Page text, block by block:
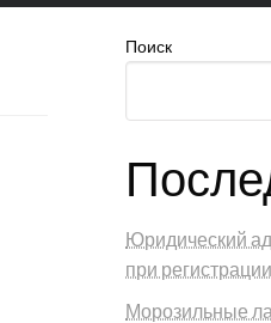
Поиск
Юридический
при
Морозильные